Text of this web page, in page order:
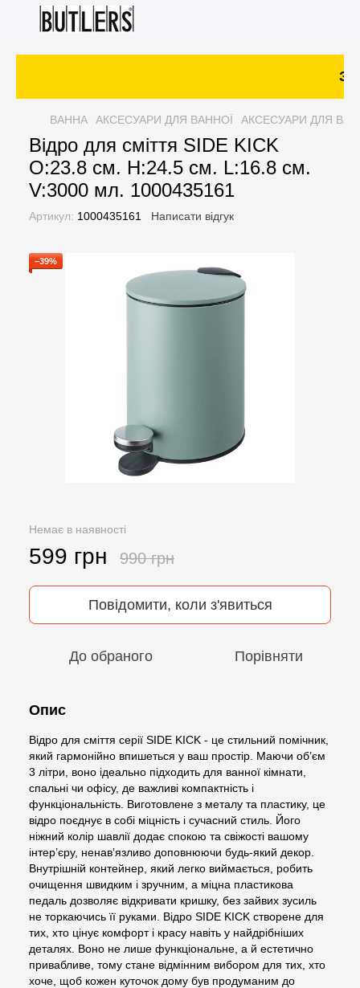
ВАННА АКСЕСУАРИ ДЛЯ ВАННОЇ АКСЕСУАРИ ДЛЯ
Відро для сміття SIDE KICK
O:23.8 см. H:24.5 см. L:16.8 см.
V:3000 мл. 1000435161
Артикул: 1000435161 Написати відгук
−39%
Немає в наявності
599 грн 990 грн
Повідомити, коли з'явиться
До обраного Порівняти
Опис
Відро для сміття серії SIDE KICK - це стильний помічник,
який гармонійно впишеться у ваш простір. Маючи об’єм
3 літри, воно ідеально підходить для ванної кімнати,
спальні чи офісу, де важливі компактність і
функціональність. Виготовлене з металу та пластику, це
відро поєднує в собі міцність і сучасний стиль. Його
ніжний колір шавлії додає спокою та свіжості вашому
інтер’єру, ненав’язливо доповнюючи будь-який декор.
Внутрішній контейнер, який легко виймається, робить
очищення швидким і зручним, а міцна пластикова
педаль дозволяє відкривати кришку, без зайвих зусиль
не торкаючись її руками. Відро SIDE KICK створене для
тих, хто цінує комфорт і красу навіть у найдрібніших
деталях. Воно не лише функціональне, а й естетично
привабливе, тому стане відмінним вибором для тих, хто
хоче, щоб кожен куточок дому був продуманим до